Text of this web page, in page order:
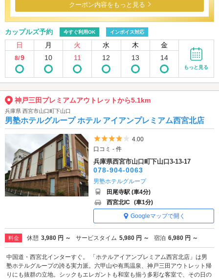
クーポン内容をもっと見る
カップルズ予約 今すぐ利用OK インボイス対応
日 月 火 水 木 金
8/9 10 11 12 13 14
もっと見る
神戸三田プレミアムアウトレットから5.1km
兵庫県 西宮市山口町下山口
男塾ホテルグループ ホテル アイアンプレミアム西宮北店
5つ星のうち4
4.00
口コミ - 件
兵庫県西宮市山口町下山口3-13-17
078-904-0063
男塾ホテルグループ
田尾寺駅 (車4分)
西宮北IC (車1分)
Googleマップで開く
料金 休憩 3,980 円 ～ サービスタイム 5,980 円 ～ 宿泊 6,980 円 ～
中国道・西宮北インターすぐ。 「ホテルアイアンプレミアム西宮北店」は男
塾ホテルグループの誇る実力派。六甲山や有馬温泉、神戸三田アウトレット帰
りにも抜群の立地。シックもエレガントも和室も揃う多彩な客室で、その日の